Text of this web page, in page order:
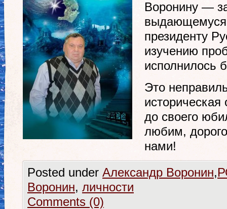
Воронину —
выдающемуся
президенту
изучению
исполнилось
Это
до своего
любим,
нами!
Posted under Александр Воронин,
Воронин, личности
Comments (0)